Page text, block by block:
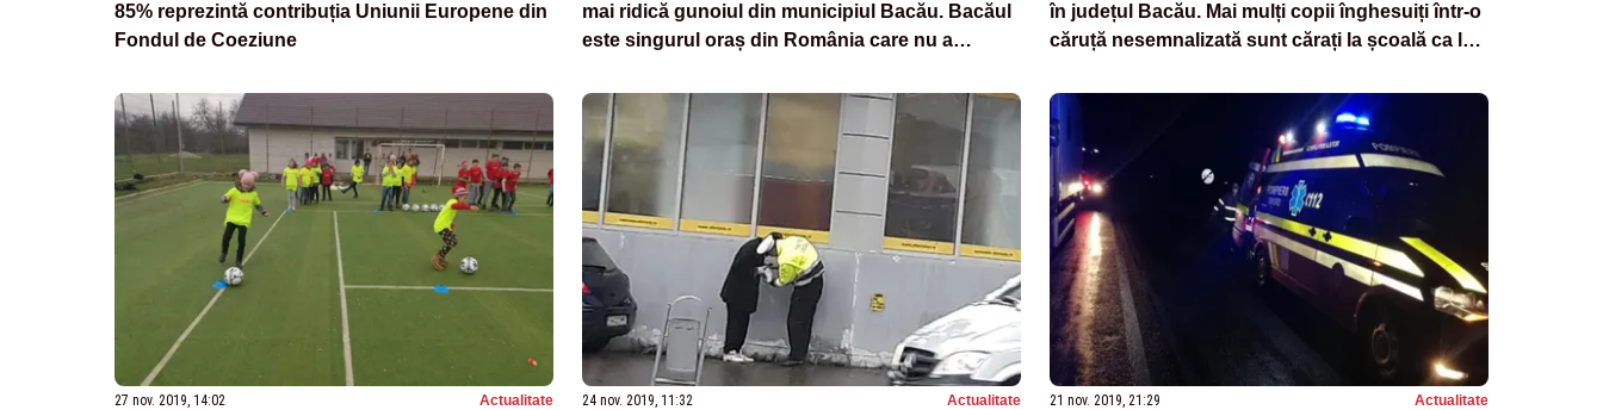
85% reprezintă contribuția Uniunii Europene din
Fondul de Coeziune
mai ridică gunoiul din municipiul Bacău. Bacăul
este singurul oraș din România care nu a
în județul Bacău. Mai mulți copii înghesuiți într-o
căruță nesemnalizată sunt cărați la școală ca la
27 nov. 2019, 14:02 Actualitate 24 nov. 2019, 11:32 Actualitate 21 nov. 2019, 21:29 Actualitate